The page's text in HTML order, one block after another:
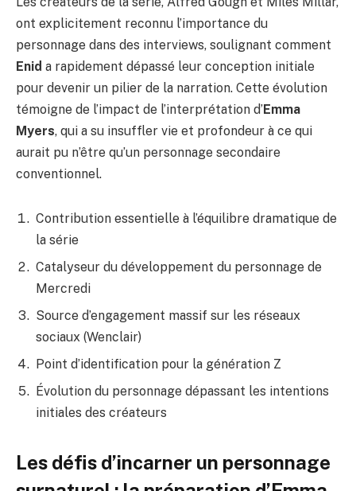
ont explicitement reconnu l’importance du
personnage dans des interviews, soulignant comment
Enid a rapidement dépassé leur conception initiale
pour devenir un pilier de la narration. Cette évolution
témoigne de l’impact de l’interprétation d’Emma
Myers, qui a su insuffler vie et profondeur à ce qui
aurait pu n’être qu’un personnage secondaire
conventionnel.
Contribution essentielle à l’équilibre dramatique de
la série
Catalyseur du développement du personnage de
Mercredi
Source d’engagement massif sur les réseaux
sociaux (Wenclair)
Point d’identification pour la génération Z
Évolution du personnage dépassant les intentions
initiales des créateurs
Les défis d’incarner un personnage